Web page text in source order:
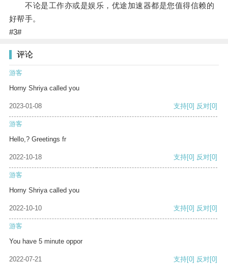
不论是工作亦或是娱乐，优途加速器都是您值得信赖的
好帮手。
#3#
评论
游客
Horny Shriya called you
2023-01-08 支持[0] 反对[0]
游客
Hello,? Greetings fr
2022-10-18 支持[0] 反对[0]
游客
Horny Shriya called you
2022-10-10 支持[0] 反对[0]
游客
You have 5 minute oppor
2022-07-21 支持[0] 反对[0]